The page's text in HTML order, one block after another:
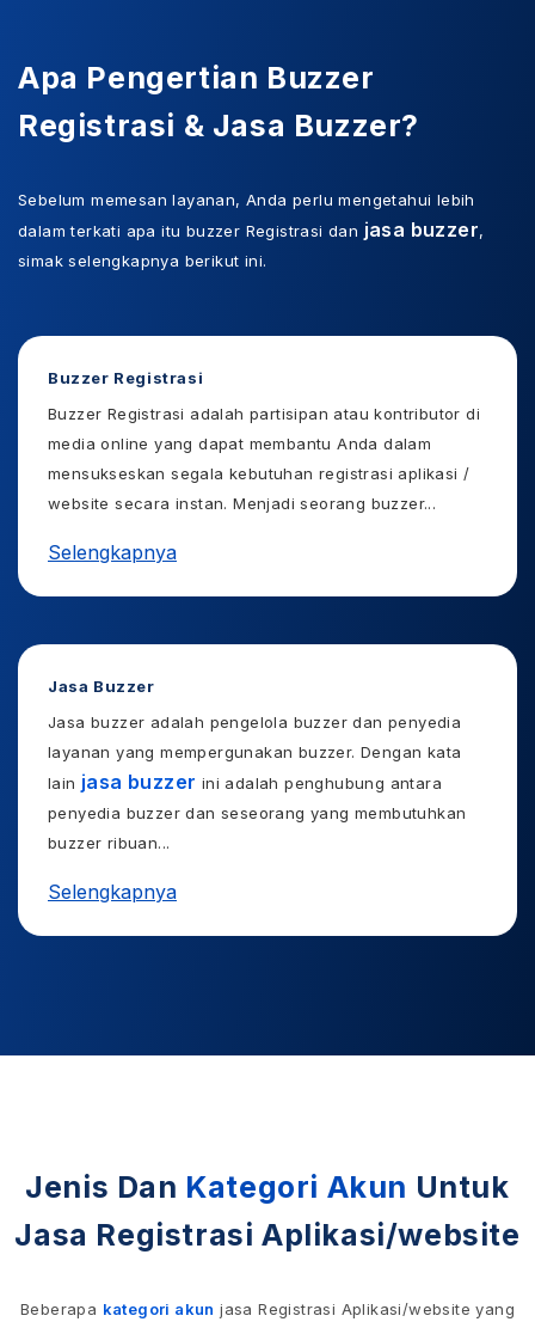
Apa Pengertian Buzzer
Registrasi & Jasa Buzzer?
Sebelum memesan layanan, Anda perlu mengetahui lebih
dalam terkati apa itu buzzer Registrasi dan jasa buzzer,
simak selengkapnya berikut ini.
Buzzer Registrasi
Buzzer Registrasi adalah partisipan atau kontributor di
media online yang dapat membantu Anda dalam
mensukseskan segala kebutuhan registrasi aplikasi /
website secara instan. Menjadi seorang buzzer...
Selengkapnya
Jasa Buzzer
Jasa buzzer adalah pengelola buzzer dan penyedia
layanan yang mempergunakan buzzer. Dengan kata
lain jasa buzzer ini adalah penghubung antara
penyedia buzzer dan seseorang yang membutuhkan
buzzer ribuan...
Selengkapnya
Jenis Dan Kategori Akun Untuk
Jasa Registrasi Aplikasi/website
Beberapa kategori akun jasa Registrasi Aplikasi/website yang